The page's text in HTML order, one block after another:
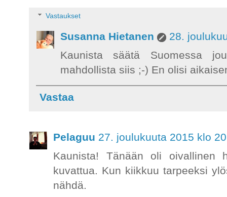
Vastaukset
Susanna Hietanen
28.
Kaunista säätä Suomessa
mahdollista siis ;-) En olisi
Vastaa
Pelaguu 27. joulukuuta 2015 klo
Kaunista! Tänään oli oivallinen
kuvattua. Kun kiikkuu tarpeeksi
nähdä.